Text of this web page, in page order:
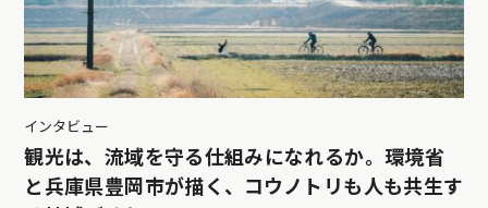
インタビュー
観光は、流域を守る仕組みになれるか。環境省
と兵庫県豊岡市が描く、コウノトリも人も共生す